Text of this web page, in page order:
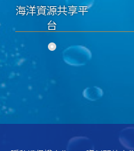
海洋資源共享平
台